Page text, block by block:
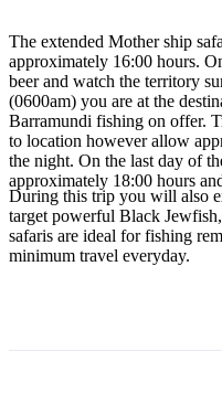
Rechercher:
Sign
up
The extended Mother ship
approximately 16:00 hours.
beer and watch the territory
(0600am) you are at the
Barramundi fishing on offer.
to location however allow
the night. On the last day of
approximately 18:00 hours
During this trip you will also
target powerful Black
safaris are ideal for fishing
minimum travel everyday.